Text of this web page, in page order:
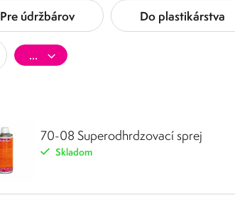
Pre údržbárov Do plastikárstva
70-08 Superodhrdzovací sprej
Skladom